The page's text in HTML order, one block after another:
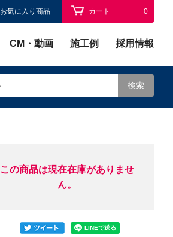
お気に入り商品 カート 0
CM・動画 施工例 採用情報
検索
この商品は現在在庫がありませ
ん。